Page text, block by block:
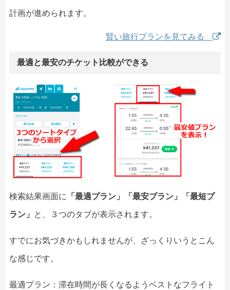
計画が進められます。
賢い旅行プランを見てみる
最適と最安のチケット比較ができる
検索結果画面に 「最適プラン」「最安プラン」「最短プ
ラン」 と、３つのタブが表示されます。
すでにお気づきかもしれませんが、ざっくりいうとこん
な感じです。
最適プラン：滞在時間が長くなるようベストなフライト